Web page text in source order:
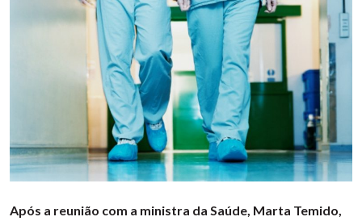
Após a reunião com a ministra da Saúde, Marta Temido,